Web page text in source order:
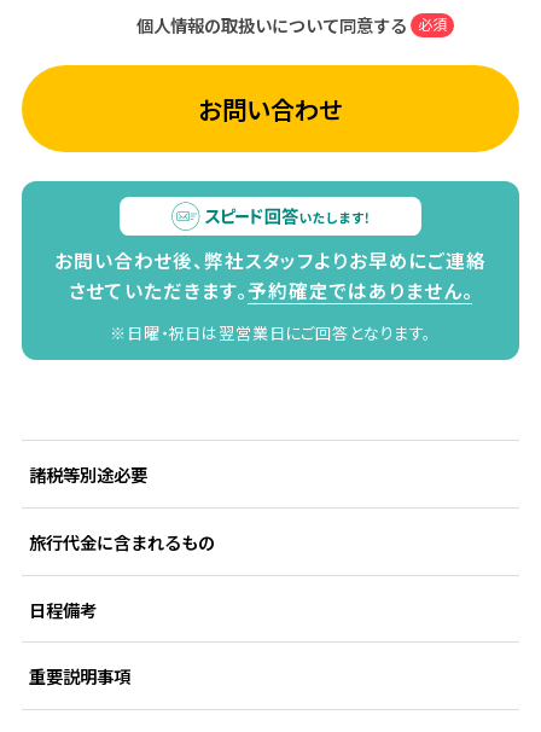
個人情報の取扱いについて同意する 必須
お問い合わせ
お問い合わせ後、弊社スタッフよりお早めにご連絡
させていただきます。予約確定ではありません。
※日曜・祝日は翌営業日にご回答となります。
諸税等別途必要
旅行代金に含まれるもの
日程備考
重要説明事項